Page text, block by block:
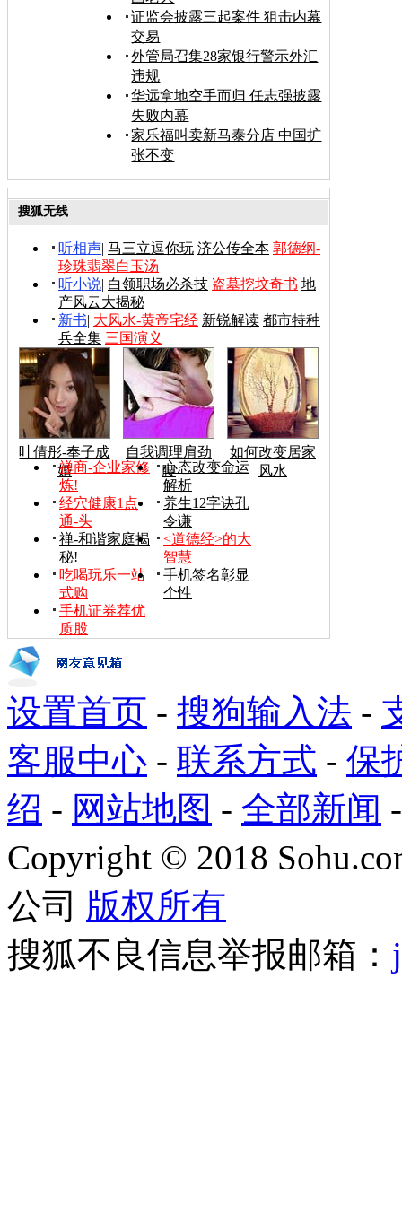
证监会披露三起案件 狙击内幕
交易
外管局召集28家银行警示外汇
违规
华远拿地空手而归 任志强披露
失败内幕
家乐福叫卖新马泰分店 中国扩
张不变
搜狐无线
听相声| 马三立逗你玩 济公传全本 郭德纲-
珍珠翡翠白玉汤
听小说| 白领职场必杀技 盗墓挖坟奇书 地
产风云大揭秘
新书| 大风水-黄帝宅经 新锐解读 都市特种
兵全集 三国演义
叶倩彤-奉子成
婚
自我调理肩劲
腰
如何改变居家
风水
禅商-企业家修
炼!
心态改变命运
解析
经穴健康1点
通-头
养生12字诀孔
令谦
禅-和谐家庭揭
秘!
<道德经>的大
智慧
吃喝玩乐一站
式购
手机签名彰显
个性
手机证券荐优
质股
设置首页 - 搜狗输入法 -
客服中心 - 联系方式 - 保
绍 - 网站地图 - 全部新闻
Copyright © 2018
公司 版权所有
搜狐不良信息举报邮箱：